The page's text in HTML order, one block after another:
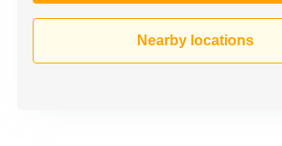
Nearby locations